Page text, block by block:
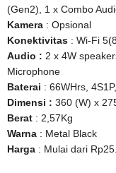
(Gen2), 1 x Combo
Kamera : Opsional
Konektivitas : Wi-Fi
Audio : 2 x 4W
Microphone
Baterai : 66WHrs,
Dimensi : 360 (W) x
Berat : 2,57Kg
Warna : Metal Black
Harga : Mulai dari